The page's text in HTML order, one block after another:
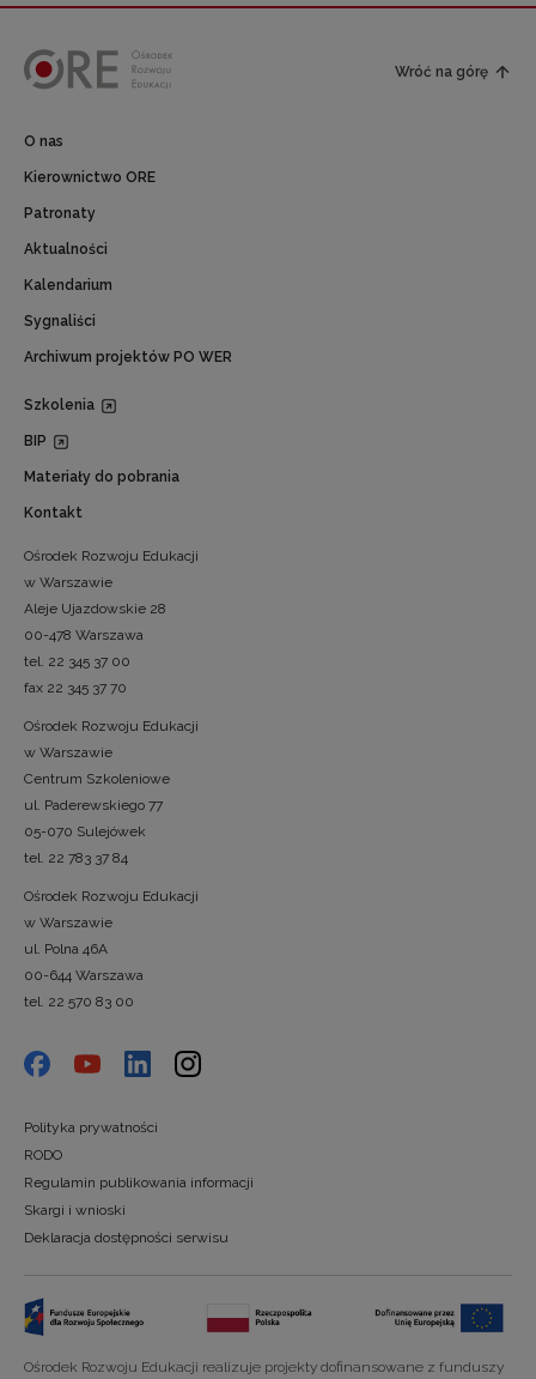
Wróć na górę
O nas
Kierownictwo ORE
Patronaty
Aktualności
Kalendarium
Sygnaliści
Archiwum projektów PO WER
Szkolenia
BIP
Materiały do pobrania
Kontakt
Ośrodek Rozwoju Edukacji
w Warszawie
Aleje Ujazdowskie 28
00-478 Warszawa
tel. 22 345 37 00
fax 22 345 37 70
Ośrodek Rozwoju Edukacji
w Warszawie
Centrum Szkoleniowe
ul. Paderewskiego 77
05-070 Sulejówek
tel. 22 783 37 84
Ośrodek Rozwoju Edukacji
w Warszawie
ul. Polna 46A
00-644 Warszawa
tel. 22 570 83 00
Polityka prywatności
RODO
Regulamin publikowania informacji
Skargi i wnioski
Deklaracja dostępności serwisu
Ośrodek Rozwoju Edukacji realizuje projekty dofinansowane z funduszy